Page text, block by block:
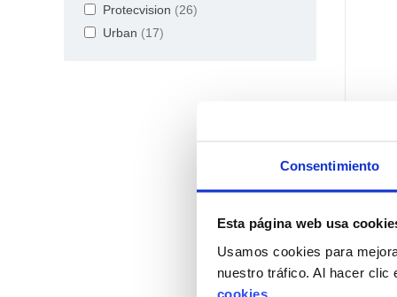
Consentimiento
Esta página web usa
Usamos cookies para
nuestro tráfico. Al hacer clic
cookies
Protecvision (26)
Urban (17)
-20%